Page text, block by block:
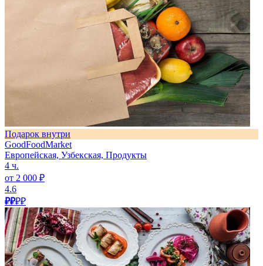
Подарок внутри
GoodFoodMarket
Европейская, Узбекская, Продукты
4 ч.
от 2 000 ₽
4.6
₽₽₽₽